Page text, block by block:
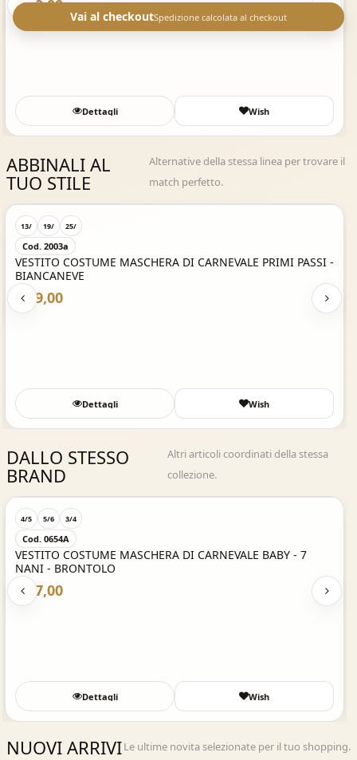
Vai al checkoutSpedizione calcolata al checkout
€ 39,00
Dettagli Wish
ABBINALI AL
TUO STILE
Alternative della stessa linea per trovare il
match perfetto.
Acquisto Veloce
13/ 19/ 25/
Cod. 2003a
VESTITO COSTUME MASCHERA DI CARNEVALE PRIMI PASSI -
BIANCANEVE
€ 39,00
Dettagli Wish
DALLO STESSO
BRAND
Altri articoli coordinati della stessa
collezione.
Acquisto Veloce
4/5 5/6 3/4
Cod. 0654A
VESTITO COSTUME MASCHERA DI CARNEVALE BABY - 7
NANI - BRONTOLO
€ 37,00
Dettagli Wish
NUOVI ARRIVILe ultime novita selezionate per il tuo shopping.
Acquisto Veloce